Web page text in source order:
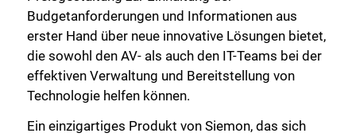
Budgetanforderungen und Informationen aus
erster Hand über neue innovative Lösungen bietet,
die sowohl den AV- als auch den IT-Teams bei der
effektiven Verwaltung und Bereitstellung von
Technologie helfen können.
Ein einzigartiges Produkt von Siemon, das sich